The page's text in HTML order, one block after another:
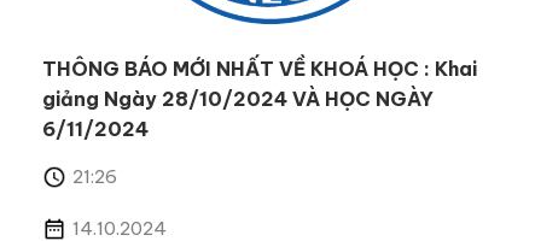
THÔNG BÁO MỚI NHẤT VỀ KHOÁ HỌC : Khai
giảng Ngày 28/10/2024 VÀ HỌC NGÀY
6/11/2024
21:26
14.10.2024